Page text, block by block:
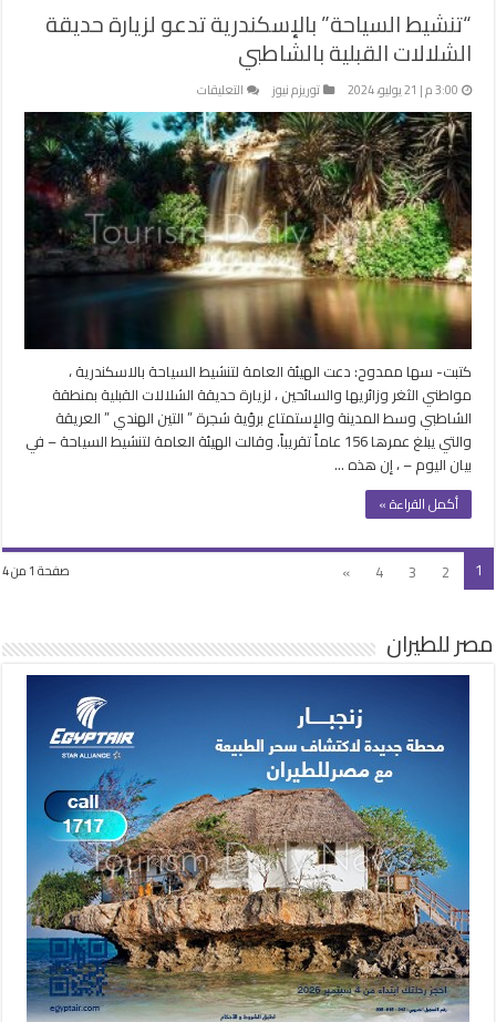
“تنشيط السياحة” بالإسكندرية تدعو لزيارة حديقة
الشلالات القبلية بالشاطبي
3:00 م | 21 يوليو، 2024 توريزم نيوز التعليقات
“تنشيط
السياحة”
بالإسكندرية
تدعو
لزيارة
حديقة
الشلالات
القبلية
بالشاطبي
كتبت- سها ممدوح: دعت الهيئة العامة لتنشيط السياحة بالاسكندرية ،
مواطني الثغر وزائريها والسائحين ، لزيارة حديقة الشلالات القبلية بمنطقة
الشاطبي وسط المدينة والإستمتاع برؤية شجرة ” التين الهندي ” العريقة
والتي يبلغ عمرها 156 عاماً تقريباً. وقالت الهيئة العامة لتنشيط السياحة – في
بيان اليوم – ، إن هذه …
أكمل القراءة »
صفحة 1 من 4 1
2
3
4
»
مصر للطيران